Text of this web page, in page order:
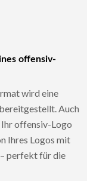
offensiv-
wird eine
Auch
offensiv-Logo
Ihres Logos mit
perfekt für die